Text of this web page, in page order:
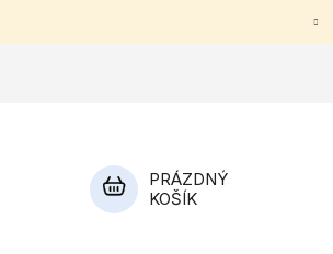
NÁKUPNÍ
PRÁZDNÝ
KOŠÍK